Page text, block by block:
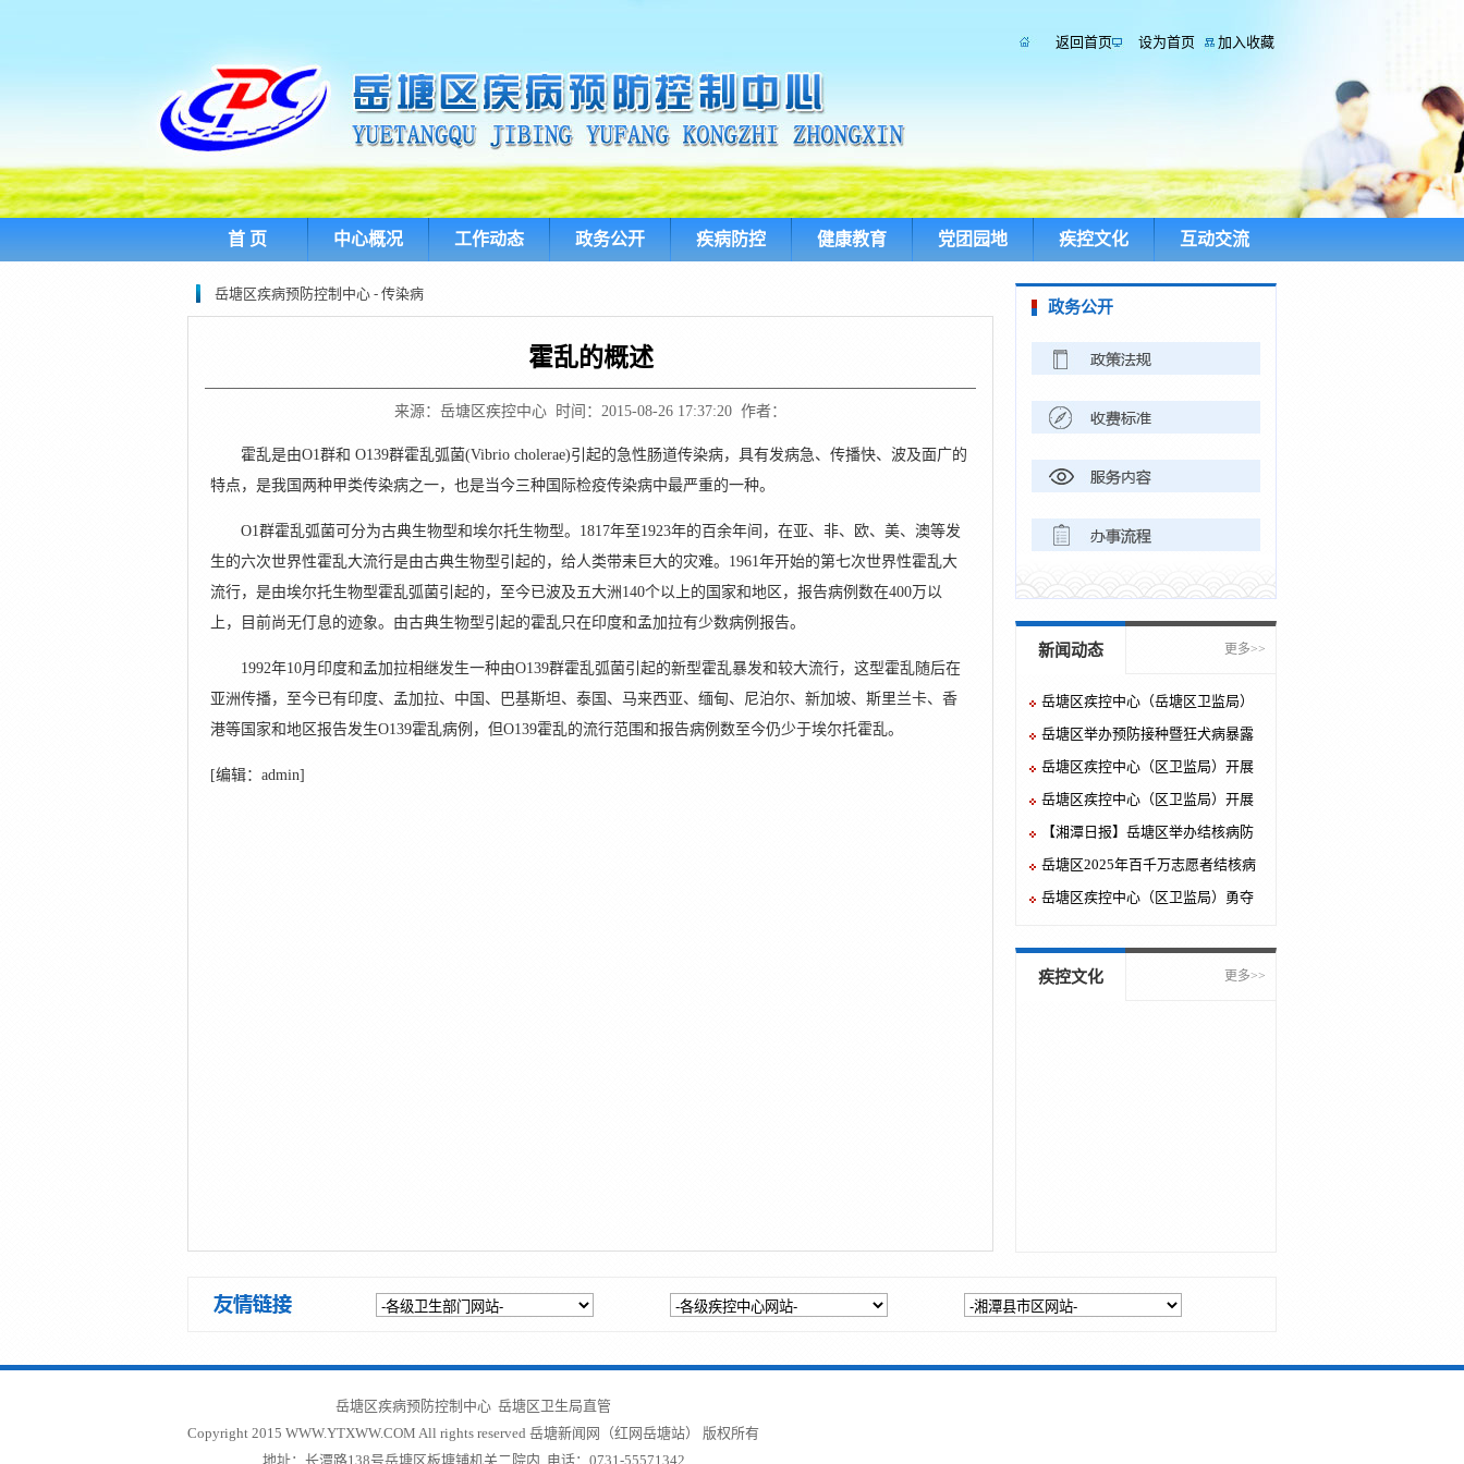
返回首页 设为首页 加入收藏
首 页 中心概况 工作动态 政务公开 疾病防控 健康教育 党团园地 疾控文化 互动交流
岳塘区疾病预防控制中心 - 传染病
霍乱的概述
来源：岳塘区疾控中心 时间：2015-08-26 17:37:20 作者：
霍乱是由O1群和 O139群霍乱弧菌(Vibrio cholerae)引起的急性肠道传染病，具有发病急、传播快、波及面广的
特点，是我国两种甲类传染病之一，也是当今三种国际检疫传染病中最严重的一种。
O1群霍乱弧菌可分为古典生物型和埃尔托生物型。1817年至1923年的百余年间，在亚、非、欧、美、澳等发
生的六次世界性霍乱大流行是由古典生物型引起的，给人类带耒巨大的灾难。1961年开始的第七次世界性霍乱大
流行，是由埃尔托生物型霍乱弧菌引起的，至今已波及五大洲140个以上的国家和地区，报告病例数在400万以
上，目前尚无仃息的迹象。由古典生物型引起的霍乱只在印度和孟加拉有少数病例报告。
1992年10月印度和孟加拉相继发生一种由O139群霍乱弧菌引起的新型霍乱暴发和较大流行，这型霍乱随后在
亚洲传播，至今已有印度、孟加拉、中国、巴基斯坦、泰国、马来西亚、缅甸、尼泊尔、新加坡、斯里兰卡、香
港等国家和地区报告发生O139霍乱病例，但O139霍乱的流行范围和报告病例数至今仍少于埃尔托霍乱。
[编辑：admin]
政务公开
新闻动态 更多>>
岳塘区疾控中心（岳塘区卫监局）
举办2025年预防接种技能竞赛
岳塘区举办预防接种暨狂犬病暴露
预防处置培训班
岳塘区疾控中心（区卫监局）开展
健康讲座进校园活动
岳塘区疾控中心（区卫监局）开展
《职业病防治法》宣传周系列活动
【湘潭日报】岳塘区举办结核病防
治知识宣讲大赛
岳塘区2025年百千万志愿者结核病
防治知识宣讲大赛举行
岳塘区疾控中心（区卫监局）勇夺
疾控文化 更多>>
岳塘区疾病预防控制中心 岳塘区卫生局直管
Copyright 2015 WWW.YTXWW.COM All rights reserved 岳塘新闻网（红网岳塘站）
版权所有
地址：长潭路138号岳塘区板塘铺机关二院内 电话：0731-55571342